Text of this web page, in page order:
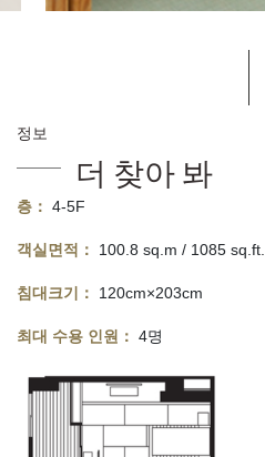
정보
더 찾아 봐
층： 4-5F
객실면적： 100.8 sq.m / 1085 sq.ft.
침대크기： 120cm×203cm
최대 수용 인원： 4명